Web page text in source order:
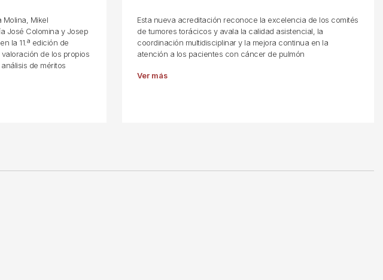
Molina, Mikel
José Colomina y Josep
la 11.ª edición de
de los propios
de méritos
Esta nueva acreditación reconoce la excelencia de los comités
de tumores torácicos y avala la calidad asistencial, la
coordinación multidisciplinar y la mejora continua en la
atención a los pacientes con cáncer de pulmón
Ver más